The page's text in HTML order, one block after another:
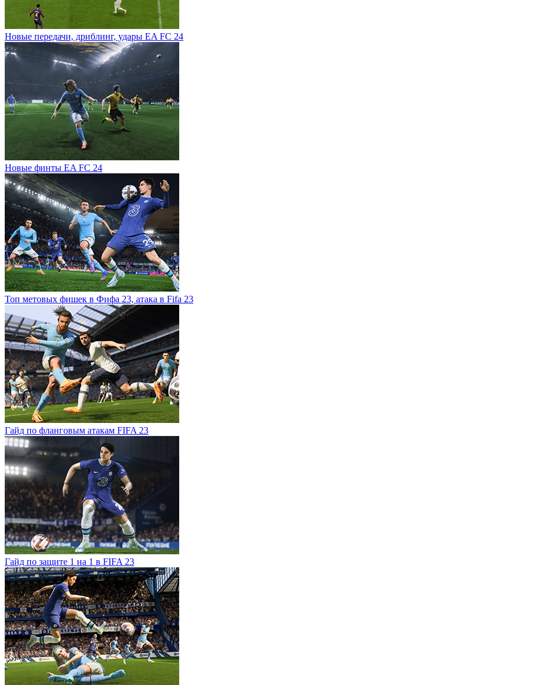
Новые передачи, дриблинг, удары EA FC 24
Новые финты EA FC 24
Топ метовых фишек в Фифа 23, атака в Fifa 23
Гайд по фланговым атакам FIFA 23
Гайд по защите 1 на 1 в FIFA 23